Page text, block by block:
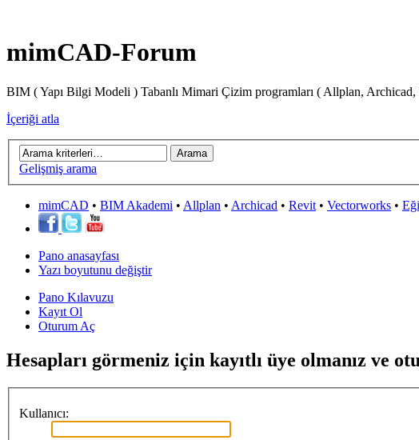
mimCAD-Forum
BIM ( Yapı Bilgi Modeli ) Tabanlı Mimari Çizim programları ( Allplan,
İçeriği atla
Gelişmiş arama
mimCAD • BIM Akademi • Allplan • Archicad • Revit• Vectorworks •
Pano anasayfası
Yazı boyutunu değiştir
Pano Kılavuzu
Kayıt Ol
Oturum Aç
Hesapları görmeniz için kayıtlı üye olmanız ve
Kullanıcı: